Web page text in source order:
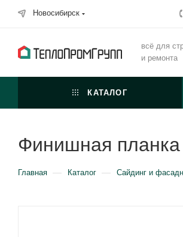
Новосибирск
всё для
и ремонта
КАТАЛОГ
Финишная планка
Главная — Каталог — Сайдинг и